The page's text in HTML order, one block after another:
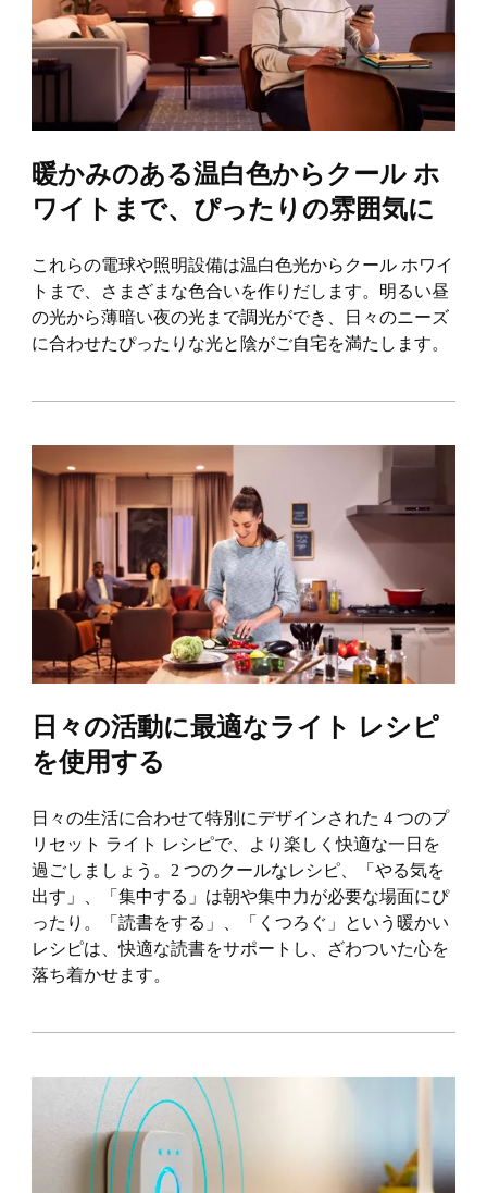
暖かみのある温白色からクール ホ
ワイトまで、ぴったりの雰囲気に
これらの電球や照明設備は温白色光からクール ホワイ
トまで、さまざまな色合いを作りだします。明るい昼
の光から薄暗い夜の光まで調光ができ、日々のニーズ
に合わせたぴったりな光と陰がご自宅を満たします。
日々の活動に最適なライト レシピ
を使用する
日々の生活に合わせて特別にデザインされた 4 つのプ
リセット ライト レシピで、より楽しく快適な一日を
過ごしましょう。2 つのクールなレシピ、「やる気を
出す」、「集中する」は朝や集中力が必要な場面にぴ
ったり。「読書をする」、「くつろぐ」という暖かい
レシピは、快適な読書をサポートし、ざわついた心を
落ち着かせます。